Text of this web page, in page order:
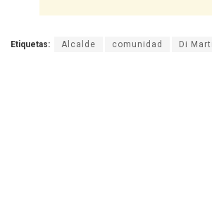
Etiquetas: Alcalde comunidad Di